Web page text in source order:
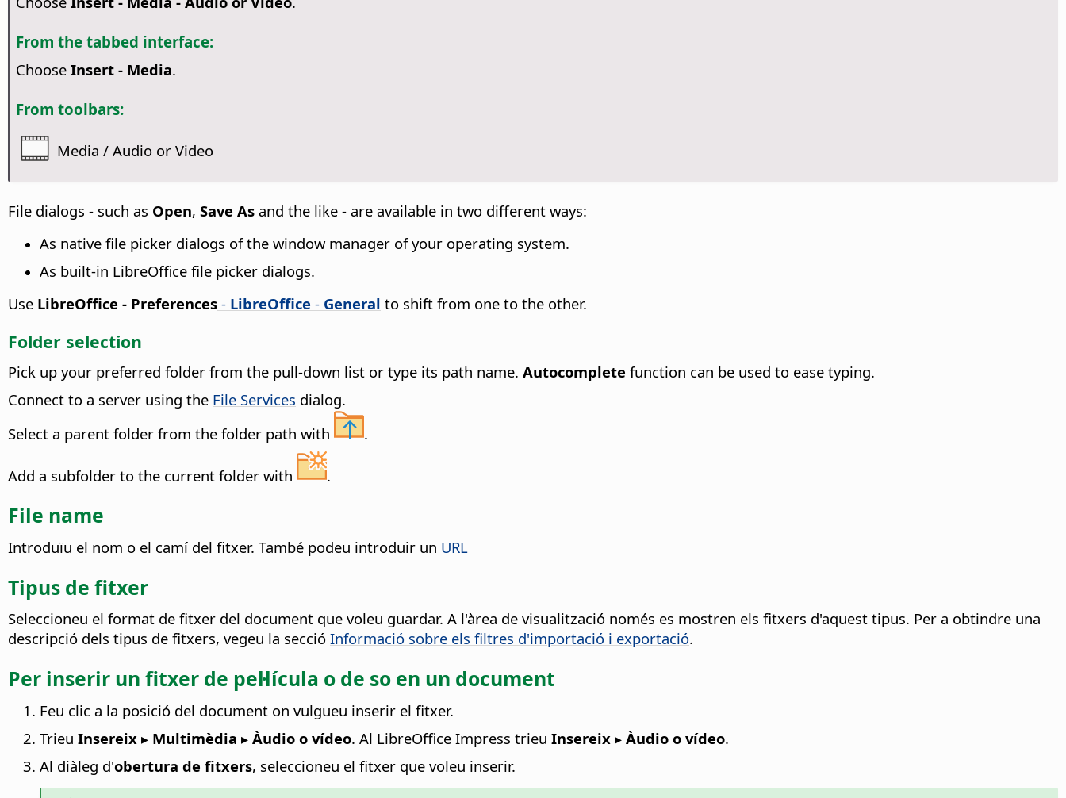
From the tabbed interface:
Choose Insert - Media.
From toolbars:
Media / Audio or Video
File dialogs - such as Open, Save As and the like - are available in two different ways:
As native file picker dialogs of the window manager of your operating system.
As built-in LibreOffice file picker dialogs.
Use LibreOffice - Preferences - LibreOffice - General to shift from one to the other.
Folder selection
Pick up your preferred folder from the pull-down list or type its path name. Autocomplete function can be used to ease typing.
Connect to a server using the File Services dialog.
Select a parent folder from the folder path with
.
Add a subfolder to the current folder with .
File name
Introduïu el nom o el camí del fitxer. També podeu introduir un URL
Tipus de fitxer
Seleccioneu el format de fitxer del document que voleu guardar. A l'àrea de visualització només es mostren els fitxers d'aquest tipus. Per a obtindre una
descripció dels tipus de fitxers, vegeu la secció Informació sobre els filtres d'importació i exportació.
Per inserir un fitxer de pel·lícula o de so en un document
Feu clic a la posició del document on vulgueu inserir el fitxer.
Trieu Insereix ▸ Multimèdia ▸ Àudio o vídeo. Al LibreOffice Impress trieu Insereix ▸ Àudio o vídeo.
Al diàleg d'obertura de fitxers, seleccioneu el fitxer que voleu inserir.